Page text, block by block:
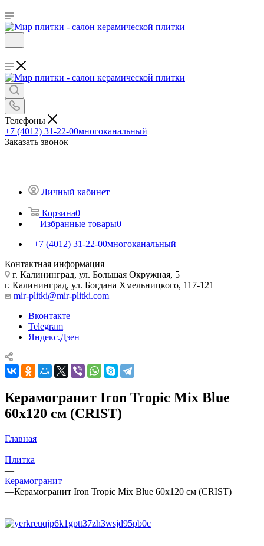
Телефоны
+7 (4012) 31-22-00многоканальный
Заказать звонок
Личный кабинет
Корзина0
Избранные товары0
+7 (4012) 31-22-00многоканальный
Контактная информация
г. Калининград, ул. Большая Окружная, 5
г. Калининград, ул. Богдана Хмельницкого, 117-121
mir-plitki@mir-plitki.com
Вконтакте
Telegram
Яндекс.Дзен
Керамогранит Iron Tropic Mix Blue
60х120 см (CRIST)
Главная
—
Плитка
—
Керамогранит
—Керамогранит Iron Tropic Mix Blue 60х120 см (CRIST)